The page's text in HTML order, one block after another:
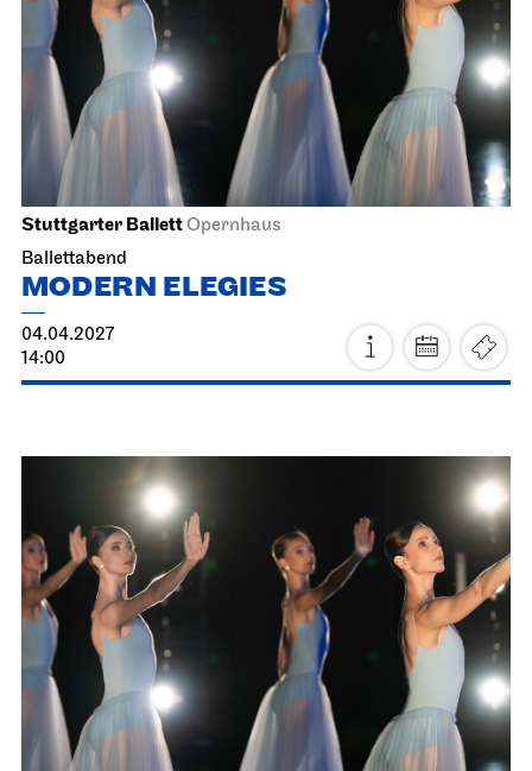
Staatsoper Stuttgart Opernhaus
Die drei ??? und das
Spiegelkabinett
18.03.2027
18:30
Fr, 19.03.2027
Staatsoper Stuttgart
Opernhaus
Familienvorstellung